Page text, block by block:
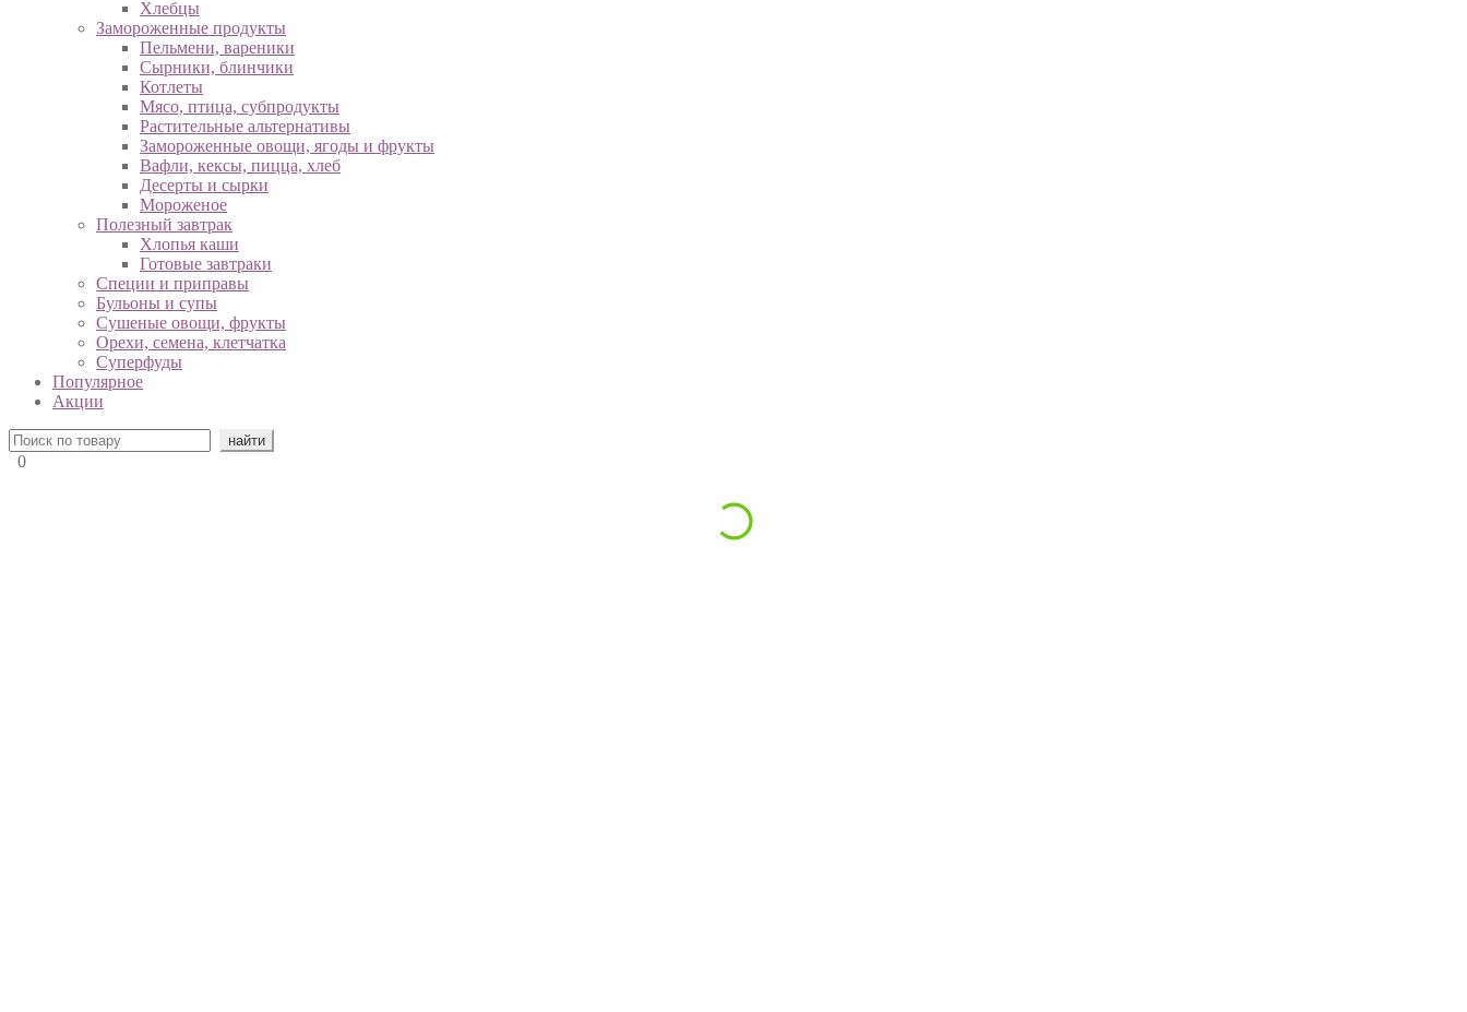
Хлебцы
Замороженные продукты
Пельмени, вареники
Сырники, блинчики
Котлеты
Мясо, птица, субпродукты
Растительные альтернативы
Замороженные овощи, ягоды и фрукты
Вафли, кексы, пицца, хлеб
Десерты и сырки
Мороженое
Полезный завтрак
Хлопья каши
Готовые завтраки
Специи и приправы
Бульоны и супы
Сушеные овощи, фрукты
Орехи, семена, клетчатка
Суперфуды
Популярное
Акции
0